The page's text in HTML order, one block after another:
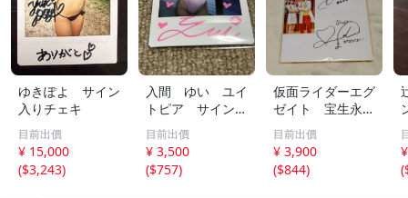
ゆきぽよ サイン
入りチェキ
目前出價
¥ 15,000
($3,243)
入間 ゆい ユイ
トピア サイン
チェキ
目前出價
¥ 3,500
($757)
仮面ライダーエグ
ゼイト 宝生永夢
/ 仮面ライダーエ
グゼイド - 飯島寛
騎 仮野明日那 /
ポッピーピポパポ
目前出價
¥ 3,900
($844)
(